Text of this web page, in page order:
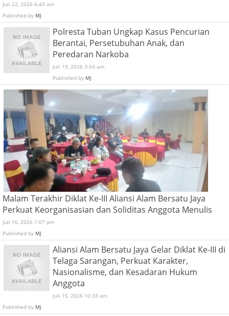
Juli 22, 2026 6:43 am
Published by MJ
Polresta Tuban Ungkap Kasus Pencurian
Berantai, Persetubuhan Anak, dan
Peredaran Narkoba
Juli 19, 2026 3:54 am
Published by MJ
Malam Terakhir Diklat Ke-III Aliansi Alam Bersatu Jaya
Perkuat Keorganisasian dan Soliditas Anggota Menulis
Juli 16, 2026 1:07 pm
Published by MJ
Aliansi Alam Bersatu Jaya Gelar Diklat Ke-III di
Telaga Sarangan, Perkuat Karakter,
Nasionalisme, dan Kesadaran Hukum
Anggota
Juli 15, 2026 10:33 am
Published by MJ